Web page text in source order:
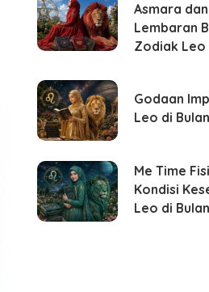
Asmara
Lembaran
Zodiak Leo
Godaan
Leo di
Me Time
Kondisi
Leo di